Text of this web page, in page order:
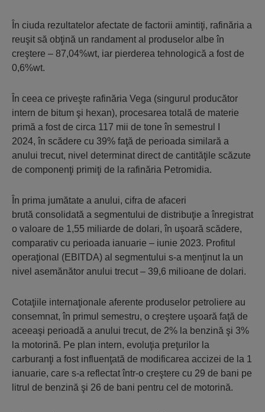
În ciuda rezultatelor afectate de factorii amintiţi, rafinăria a
reuşit să obţină un randament al produselor albe în
creştere – 87,04%wt, iar pierderea tehnologică a fost de
0,6%wt.
În ceea ce priveşte rafinăria Vega (singurul producător
intern de bitum şi hexan), procesarea totală de materie
primă a fost de circa 117 mii de tone în semestrul I
2024, în scădere cu 39% faţă de perioada similară a
anului trecut, nivel determinat direct de cantităţile scăzute
de componenţi primiţi de la rafinăria Petromidia.
În prima jumătate a anului, cifra de afaceri
brută consolidată a segmentului de distribuţie a înregistrat
o valoare de 1,55 miliarde de dolari, în uşoară scădere,
comparativ cu perioada ianuarie – iunie 2023. Profitul
operaţional (EBITDA) al segmentului s-a menţinut la un
nivel asemănător anului trecut – 39,6 milioane de dolari.
Cotaţiile internaţionale aferente produselor petroliere au
consemnat, în primul semestru, o creştere uşoară faţă de
aceeaşi perioadă a anului trecut, de 2% la benzină şi 3%
la motorină. Pe plan intern, evoluţia preţurilor la
carburanţi a fost influenţată de modificarea accizei de la 1
ianuarie, care s-a reflectat într-o creştere cu 29 de bani pe
litrul de benzină şi 26 de bani pentru cel de motorină.